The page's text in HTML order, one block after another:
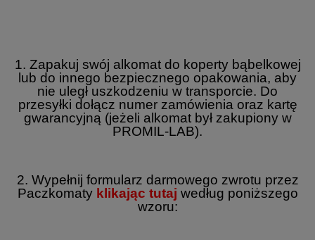
1. Zapakuj swój alkomat do koperty bąbelkowej
lub do innego bezpiecznego opakowania, aby
nie uległ uszkodzeniu w transporcie. Do
przesyłki dołącz numer zamówienia oraz kartę
gwarancyjną (jeżeli alkomat był zakupiony w
PROMIL-LAB).
2. Wypełnij formularz darmowego zwrotu przez
Paczkomaty klikając tutaj według poniższego
wzoru: